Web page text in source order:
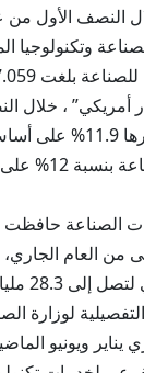
الأول من عام
وتكنولوجيا
دولار أمريكي” ،
الجاري، بزيادة
إجمالي
الصناعة حافظت
دولار أمريكي.
لوزارة
يناير ويونيو